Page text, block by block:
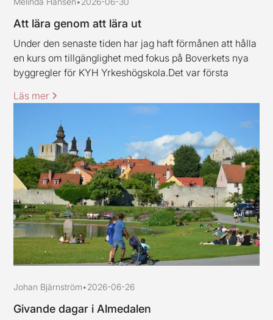
Att lära genom att lära ut
Under den senaste tiden har jag haft förmånen att hålla
en kurs om tillgänglighet med fokus på Boverkets nya
byggregler för KYH Yrkeshögskola.Det var första
erkänna att jag var lite nervös inför uppdraget.
Läs mer
Johan Bjärnström•2026-06-26
Givande dagar i Almedalen